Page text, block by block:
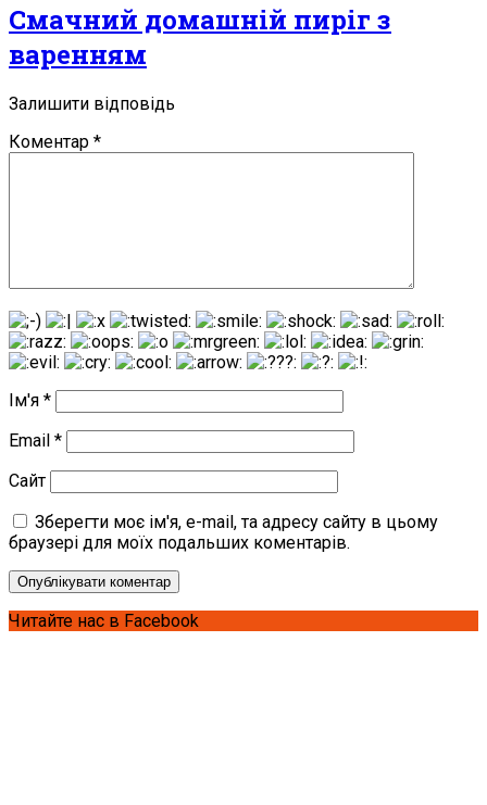
Смачний домашній пиріг з
варенням
Залишити відповідь
Коментар *
Ім'я *
Email *
Сайт
Зберегти моє ім'я, e-mail, та адресу сайту в цьому
браузері для моїх подальших коментарів.
Читайте нас в Facebook